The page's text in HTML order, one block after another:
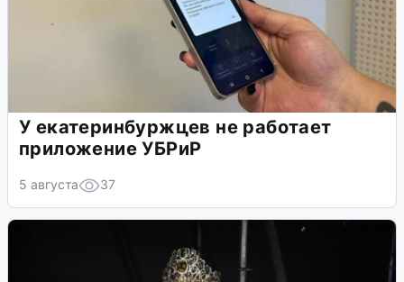
У екатеринбуржцев не работает
приложение УБРиР
5 августа 37